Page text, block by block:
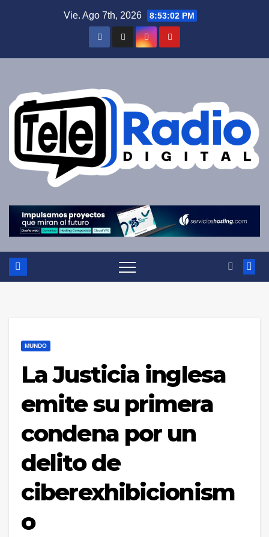
Vie. Ago 7th, 2026 8:53:02 PM
MUNDO
La Justicia inglesa
emite su primera
condena por un
delito de
ciberexhibicionism
o